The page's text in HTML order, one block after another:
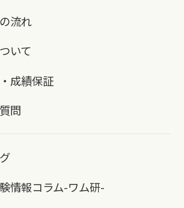
流れ
いて
成績保証
問
情報コラム-ワム研-